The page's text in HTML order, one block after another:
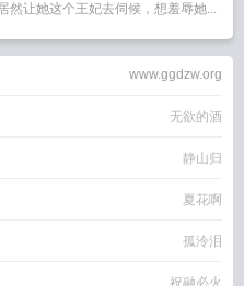
然让她这个王妃去伺候，想羞辱她...
www.ggdzw.org
无欲的酒
静山归
夏花啊
孤泠泪
祝融必火